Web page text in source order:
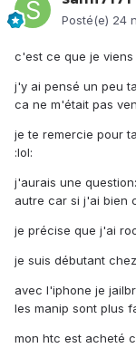
Posté(e) 24
c'est ce que je viens
j'y ai pensé un peu
ca ne m'était pas
je te remercie pour
:lol:
j'aurais une
autre car si j'ai bien
je précise que j'ai
je suis débutant
avec l'iphone je
les manip sont plus
mon htc est acheté